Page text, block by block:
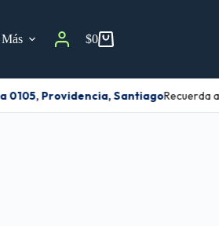
Más $0
Providencia, SantiagoRecuerda